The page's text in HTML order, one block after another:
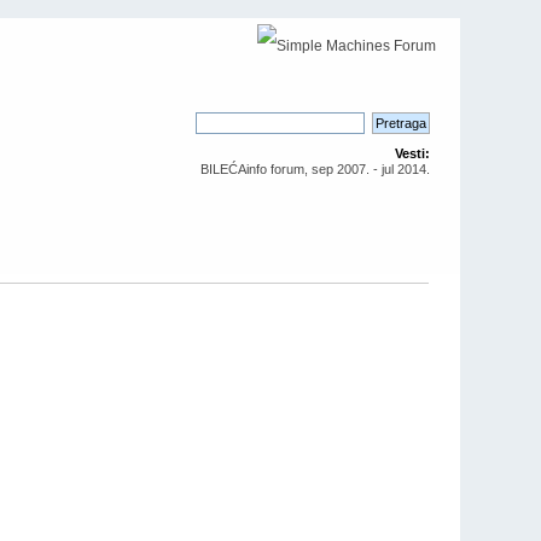
Vesti:
BILEĆAinfo forum, sep 2007. - jul 2014.